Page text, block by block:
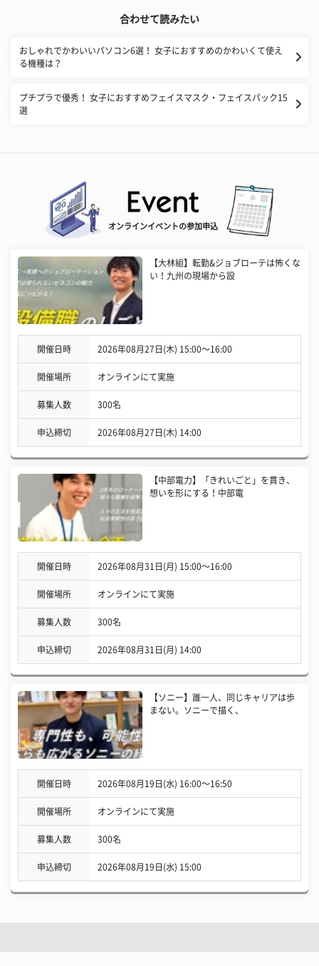
合わせて読みたい
おしゃれでかわいいパソコン6選！ 女子におすすめのかわいくて使え
る機種は？
プチプラで優秀！ 女子におすすめフェイスマスク・フェイスパック15
選
オンラインイベントの参加申込
【大林組】転勤&ジョブローテは怖くな
い！九州の現場から設
開催日時 2026年08月27日(木) 15:00〜16:00
開催場所 オンラインにて実施
募集人数 300名
申込締切 2026年08月27日(木) 14:00
【中部電力】「きれいごと」を貫き、
想いを形にする！中部電
開催日時 2026年08月31日(月) 15:00〜16:00
開催場所 オンラインにて実施
募集人数 300名
申込締切 2026年08月31日(月) 14:00
【ソニー】誰一人、同じキャリアは歩
まない。ソニーで描く、
開催日時 2026年08月19日(水) 16:00〜16:50
開催場所 オンラインにて実施
募集人数 300名
申込締切 2026年08月19日(水) 15:00